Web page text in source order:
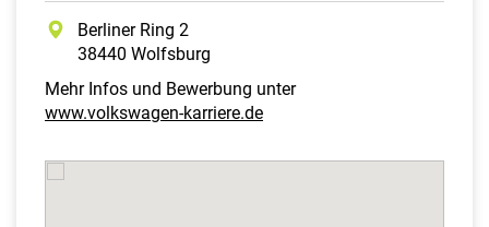
Berliner Ring 2
38440 Wolfsburg
Mehr Infos und Bewerbung unter
www.volkswagen-karriere.de